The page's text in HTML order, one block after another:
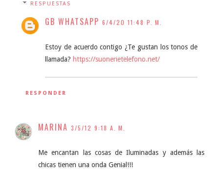
RESPUESTAS
GB WHATSAPP 6/4/20 11:48 P. M.
Estoy de acuerdo contigo ¿Te gustan los tonos de
llamada? https://suonerietelefono.net/
RESPONDER
MARINA 3/5/12 9:18 A. M.
Me encantan las cosas de Iluminadas y además las
chicas tienen una onda Genial!!!